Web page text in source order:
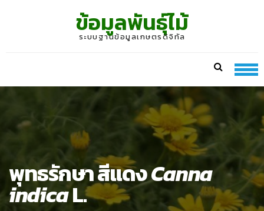
ข้อมูลพันธุ์ไม้
ระบบฐานข้อมูลเกษตรดิจิทัล
พุทธรักษา สีแดงCanna
indicaL.